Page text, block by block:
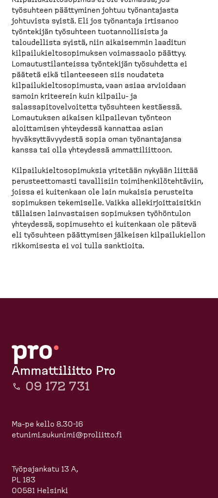
työsuhteen päättyminen johtuu työnantajasta
johtuvista syistä. Eli jos työnantaja irtisanoo
työntekijän työsuhteen tuotannollisista ja
taloudellista syistä, niin aikaisemmin laaditun
kilpailukieltosopimuksen voimassaolo päättyy.
Lomautustilanteissa työntekijän työsuhdetta ei
päätetä eikä tilanteeseen siis noudateta
kilpailukieltosopimusta, vaan asiaa arvioidaan
samoin kriteerein kuin kilpailu- ja
salassapitovelvoitetta työsuhteen kestäessä.
Lomautuksen aikaisen kilpailevan työnteon
aloittamisen yhteydessä kannattaa asian
hyväksyttävyydestä sopia oman työnantajansa
kanssa tai olla yhteydessä ammattiliittoon.
Kilpailukieltosopimuksia yritetään nykyään liittää
perusteettomasti tavallisiin toimihenkilötehtäviin,
joissa ei kuitenkaan ole lain mukaisia perusteita
sopimuksen tekemiselle. Vaikka allekirjoittaisitkin
tällaisen lainvastaisen sopimuksen työhöntulon
yhteydessä, sopimusehto ei kuitenkaan ole pätevä
eli työsuhteen päättymisen jälkeisen kilpailukiellon
rikkomisesta ei voi tulla sanktioita.
Ammattiliitto Pro
09 172 731
Ma-pe kello 8.30-16
etunimi.sukunimi@proliitto.fi
Työpajankatu 13 A,
PL 183
00581 Helsinki